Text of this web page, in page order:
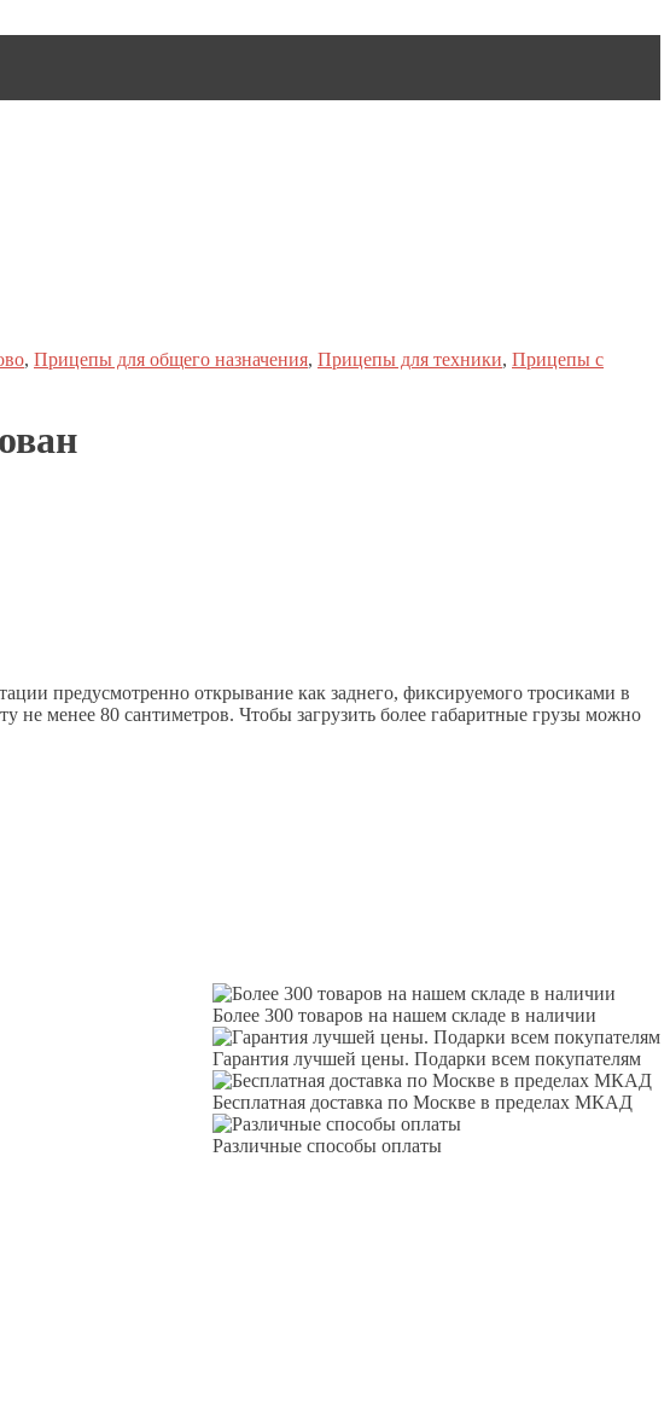
, Прицепы для общего назначения, Прицепы для техники, Прицепы с
предусмотренно открывание как заднего, фиксируемого тросиками в
не менее 80 сантиметров. Чтобы загрузить более габаритные грузы можно
Более 300 товаров на нашем складе в наличии
Гарантия лучшей цены. Подарки всем покупателям
Бесплатная доставка по Москве в пределах МКАД
Различные способы оплаты